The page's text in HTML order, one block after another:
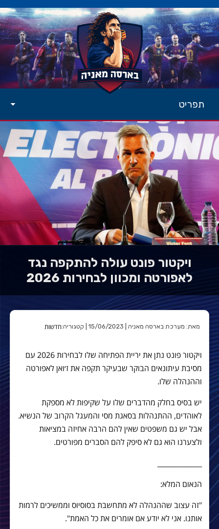
תפריט
ויקטור פונט עולה להתקפה נגד
לאפורטה ומכוון לבחירות 2026
מאת: מערכת בארסה מאניה | 15/06/2023 | קטגוריה: חדשות
ויקטור פונט נתן את יריית הפתיחה שלו לבחירות 2026 עם
מסיבת עיתונאים הבוקר שבעיקר תקפה את ז׳ואן לאפורטה
וההנהלה שלו.
יש בסיס בחלק מהדברים שלו על שקיפות לא מספקת
לאוהדים, ההתנהלות בסאגת מסי והמעגל הקרוב של הנשיא.
אבל יש גם משפטים שאין להם הרבה אחיזה במציאות
ולצערנו הוא גם לא סיפק להם הסברים מפורטים.
הנאום המלא:
"זה עצוב שההנהלה לא מתחשבת בסוסיוס וממשיכים לרמות
אותנו. אני לא יודע אם אומרים את כל האמת".